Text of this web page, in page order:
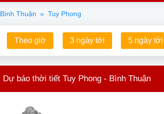
Bình Thuận » Tuy Phong
Theo giờ 3 ngày tới 5 ngày tới
Dự báo thời tiết Tuy Phong - Bình Thuận